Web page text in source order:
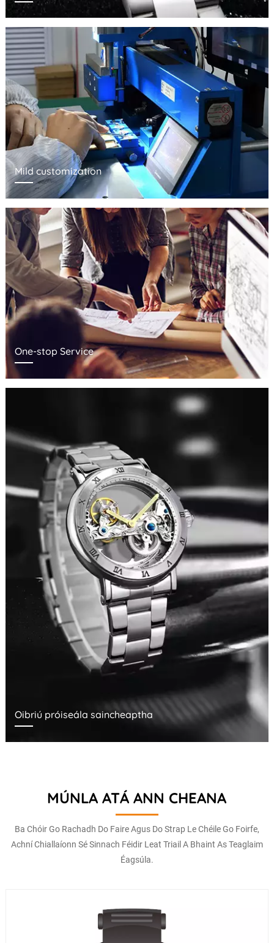
Mild customization
One-stop Service
Oibriú próiseála saincheaptha
MÚNLA ATÁ ANN CHEANA
Ba Chóir Go Rachadh Do Faire Agus Do Strap Le Chéile Go Foirfe,
Achní Chiallaíonn Sé Sinnach Féidir Leat Triail A Bhaint As Teaglaim
Éagsúla.